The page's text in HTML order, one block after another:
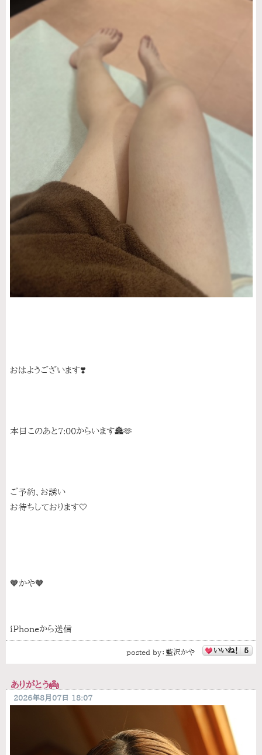
おはようございます❣️
本日このあと7:00からいます🏯🫶
ご予約、お誘い
お待ちしております🤍
🧡かや🧡
iPhoneから送信
posted by： 藍沢かや いいね！ 5
ありがとう👼
2026年8月07日 18:07